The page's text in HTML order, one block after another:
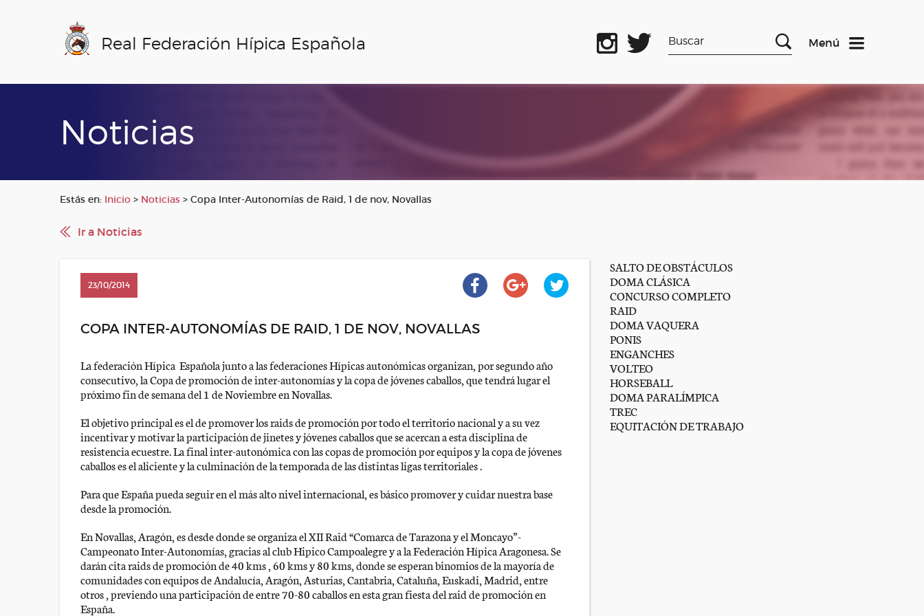
Real Federación Hípica Española Menú
Noticias
Estás en: Inicio > Noticias > Copa Inter-Autonomías de Raid, 1 de nov, Novallas
Ir a Noticias
23/10/2014
COPA INTER-AUTONOMÍAS DE RAID, 1 DE NOV, NOVALLAS
La federación Hípica Española junto a las federaciones Hípicas autonómicas organizan, por segundo año
consecutivo, la Copa de promoción de inter-autonomías y la copa de jóvenes caballos, que tendrá lugar el
próximo fin de semana del 1 de Noviembre en Novallas.
El objetivo principal es el de promover los raids de promoción por todo el territorio nacional y a su vez
incentivar y motivar la participación de jinetes y jóvenes caballos que se acercan a esta disciplina de
resistencia ecuestre. La final inter-autonómica con las copas de promoción por equipos y la copa de jóvenes
caballos es el aliciente y la culminación de la temporada de las distintas ligas territoriales .
Para que España pueda seguir en el más alto nivel internacional, es básico promover y cuidar nuestra base
desde la promoción.
En Novallas, Aragón, es desde donde se organiza el XII Raid “Comarca de Tarazona y el Moncayo”-
Campeonato Inter-Autonomías, gracias al club Hipico Campoalegre y a la Federación Hípica Aragonesa. Se
darán cita raids de promoción de 40 kms , 60 kms y 80 kms, donde se esperan binomios de la mayoría de
comunidades con equipos de Andalucía, Aragón, Asturias, Cantabria, Cataluña, Euskadi, Madrid, entre
otros , previendo una participación de entre 70-80 caballos en esta gran fiesta del raid de promoción en
España.
SALTO DE OBSTÁCULOS
DOMA CLÁSICA
CONCURSO COMPLETO
RAID
DOMA VAQUERA
PONIS
ENGANCHES
VOLTEO
HORSEBALL
DOMA PARALÍMPICA
TREC
EQUITACIÓN DE TRABAJO